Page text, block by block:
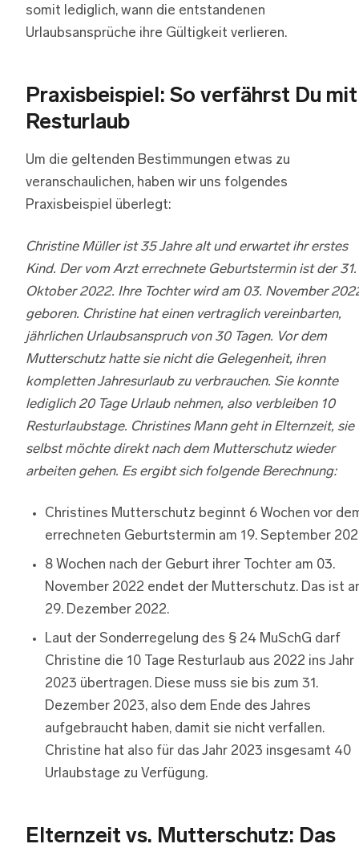
somit lediglich, wann die entstandenen
Urlaubsansprüche ihre Gültigkeit verlieren.
Praxisbeispiel: So verfährst Du mit
Resturlaub
Um die geltenden Bestimmungen etwas zu
veranschaulichen, haben wir uns folgendes
Praxisbeispiel überlegt:
Christine Müller ist 35 Jahre alt und erwartet ihr erstes
Kind. Der vom Arzt errechnete Geburtstermin ist der 31.
Oktober 2022. Ihre Tochter wird am 03. November
geboren. Christine hat einen vertraglich vereinbarten,
jährlichen Urlaubsanspruch von 30 Tagen. Vor dem
Mutterschutz hatte sie nicht die Gelegenheit, ihren
kompletten Jahresurlaub zu verbrauchen. Sie konnte
lediglich 20 Tage Urlaub nehmen, also verbleiben 10
Resturlaubstage. Christines Mann geht in Elternzeit, sie
selbst möchte direkt nach dem Mutterschutz wieder
arbeiten gehen. Es ergibt sich folgende Berechnung:
Christines Mutterschutz beginnt 6 Wochen vor
errechneten Geburtstermin am 19. September
8 Wochen nach der Geburt ihrer Tochter am 03.
November 2022 endet der Mutterschutz. Das ist
29. Dezember 2022.
Laut der Sonderregelung des § 24 MuSchG darf
Christine die 10 Tage Resturlaub aus 2022 ins Jahr
2023 übertragen. Diese muss sie bis zum 31.
Dezember 2023, also dem Ende des Jahres
aufgebraucht haben, damit sie nicht verfallen.
Christine hat also für das Jahr 2023 insgesamt 40
Urlaubstage zu Verfügung.
Elternzeit vs. Mutterschutz: Das